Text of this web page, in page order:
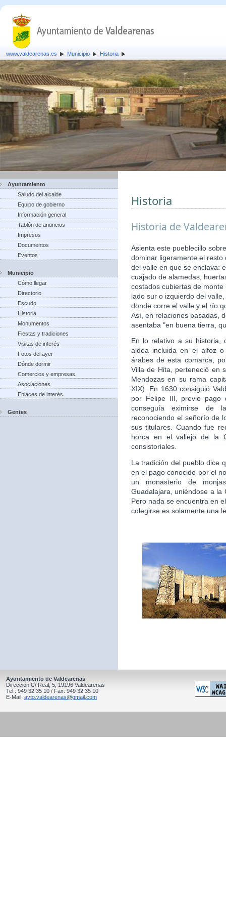
www.valdearenas.es Municipio Historia
Ayuntamiento
Saludo del alcalde
Equipo de gobierno
Información general
Tablón de anuncios
Impresos
Documentos
Eventos
Municipio
Cómo llegar
Directorio
Escudo
Historia
Monumentos
Fiestas y tradiciones
Visitas de interés
Fotos del ayer
Dónde dormir
Comercios y empresas
Asociaciones
Enlaces de interés
Gentes
Historia
Historia de
Asienta este pueblecillo
dominar ligeramente el
del valle en que se enclava:
cuajado de alamedas,
costados cubiertas de
lado sur o izquierdo del
donde corre el valle y el río
Así, en relaciones pasadas,
asentaba "en buena tierra,
En lo relativo a su historia,
aldea incluida en el alfoz
árabes de esta comarca,
Villa de Hita, perteneció en
Mendozas en su rama
XIX). En 1630 consiguió
por Felipe III, previo pago
conseguía eximirse de
reconociendo el señorío de
sus titulares. Cuando fue
horca en el vallejo de la
consistoriales.
La tradición del pueblo dice
en el pago conocido por el
un monasterio de
Guadalajara, uniéndose a la
Pero nada se encuentra en
colegirse es solamente una
Ayuntamiento de Valdearenas
Dirección C/ Real, 5, 19196 Valdearenas
Tel.: 949 32 35 10 / Fax: 949 32 35 10
E-Mail: ayto.valdearenas@gmail.com